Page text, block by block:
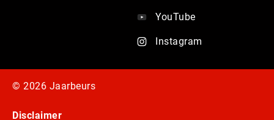
YouTube
Instagram
© 2026 Jaarbeurs
Disclaimer